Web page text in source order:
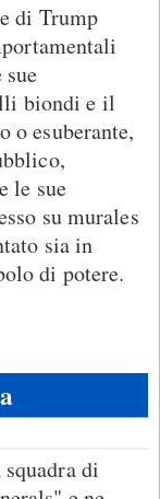
di Trump
biondi e il
o esuberante,
le sue
su murales
sia in
di potere.
di